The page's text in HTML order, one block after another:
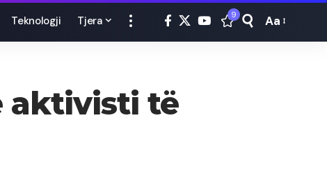
Teknologji Tjera 9
Font
Aa
aktivisti të